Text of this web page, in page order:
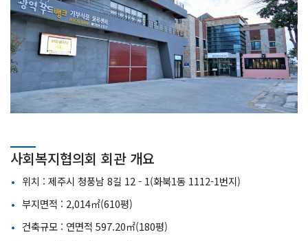
사회복지협의회 회관 개요
위치 : 제주시 청풍남 8길 12 - 1(화북1동 1112-1번지)
부지면적 : 2,014㎡(610평)
건축규모 : 연면적 597.20㎡(180평)